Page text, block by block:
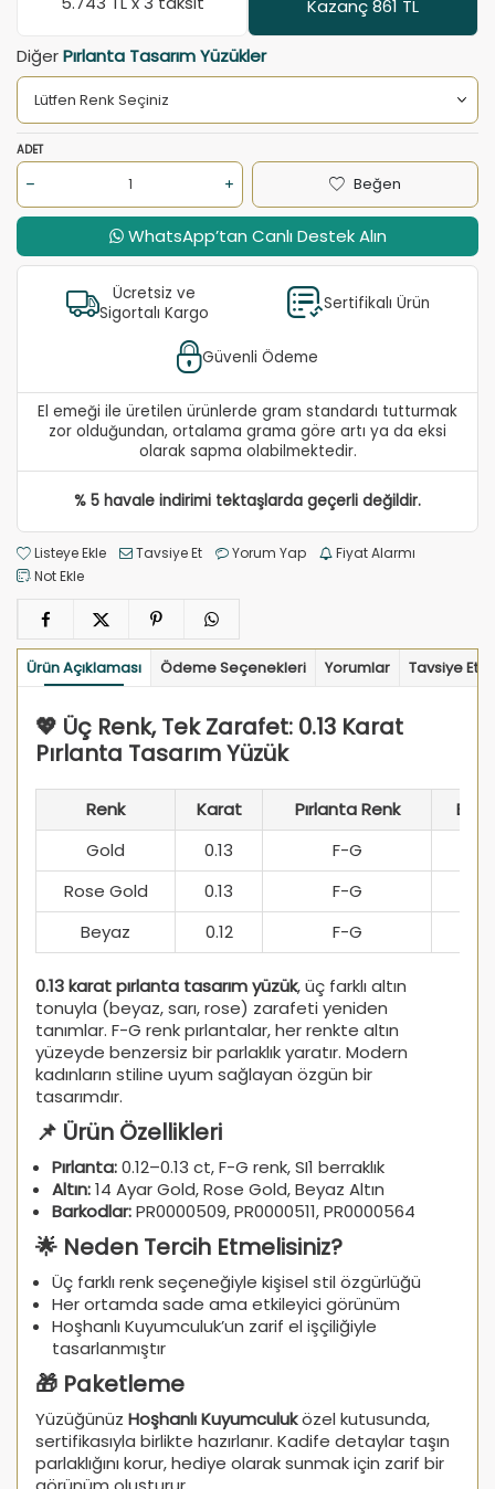
Kazanç 861 TL
DiğerPırlanta Tasarım Yüzükler
ADET
Beğen
WhatsApp’tan Canlı Destek Alın
Ücretsiz ve
Sigortalı Kargo
Sertifikalı Ürün
Güvenli Ödeme
El emeği ile üretilen ürünlerde gram standardı tutturmak
zor olduğundan, ortalama grama göre artı ya da eksi
olarak sapma olabilmektedir.
% 5 havale indirimi tektaşlarda geçerli değildir.
Listeye Ekle Tavsiye Et Yorum Yap
Fiyat Alarmı
Not Ekle
Ürün Açıklaması Ödeme Seçenekleri Yorumlar Tavsiye Et
💖 Üç Renk, Tek Zarafet: 0.13 Karat
Pırlanta Tasarım Yüzük
Renk Karat Pırlanta Renk
Gold
0.13 F-G
Rose Gold
0.13 F-G
Beyaz
0.12 F-G
0.13 karat pırlanta tasarım yüzük, üç farklı altın
tonuyla (beyaz, sarı, rose) zarafeti yeniden
tanımlar. F-G renk pırlantalar, her renkte altın
yüzeyde benzersiz bir parlaklık yaratır. Modern
kadınların stiline uyum sağlayan özgün bir
tasarımdır.
📌 Ürün Özellikleri
Pırlanta:0.12–0.13 ct, F-G renk, SI1 berraklık
Altın:14 Ayar Gold, Rose Gold, Beyaz Altın
Barkodlar:PR0000509, PR0000511, PR0000564
🌟 Neden Tercih Etmelisiniz?
Üç farklı renk seçeneğiyle kişisel stil özgürlüğü
Her ortamda sade ama etkileyici görünüm
Hoşhanlı Kuyumculuk’un zarif el işçiliğiyle
tasarlanmıştır
🎁 Paketleme
Yüzüğünüz Hoşhanlı Kuyumculuközel kutusunda,
sertifikasıyla birlikte hazırlanır. Kadife detaylar taşın
parlaklığını korur, hediye olarak sunmak için zarif bir